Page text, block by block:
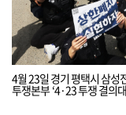
4월 23일 경기 평택시 삼성
투쟁본부 ‘4·23 투쟁 결의